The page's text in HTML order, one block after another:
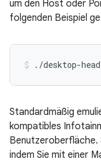
um den Host oder
folgenden Beispiel
./desktop-
Standardmäßig
kompatibles
Benutzeroberfläche.
indem Sie mit einer